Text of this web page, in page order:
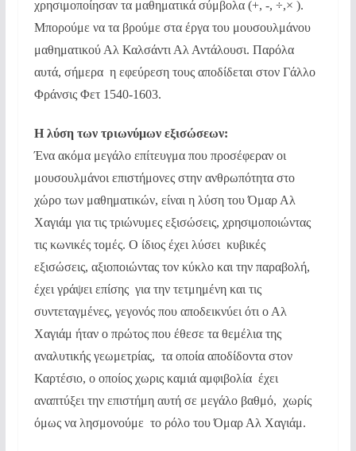
χρησιμοποίησαν τα μαθηματικά σύμβολα (+, -, ÷,× ).
Μπορούμε να τα βρούμε στα έργα του μουσουλμάνου
μαθηματικού Αλ Καλσάντι Αλ Αντάλουσι. Παρόλα
αυτά, σήμερα η εφεύρεση τους αποδίδεται στον Γάλλο
Φράνσις Φετ 1540-1603.
Η λύση των τριωνύμων εξισώσεων:
Ένα ακόμα μεγάλο επίτευγμα που προσέφεραν οι
μουσουλμάνοι επιστήμονες στην ανθρωπότητα στο
χώρο των μαθηματικών, είναι η λύση του Όμαρ Αλ
Χαγιάμ για τις τριώνυμες εξισώσεις, χρησιμοποιώντας
τις κωνικές τομές. Ο ίδιος έχει λύσει κυβικές
εξισώσεις, αξιοποιώντας τον κύκλο και την παραβολή,
έχει γράψει επίσης για την τετμημένη και τις
συντεταγμένες, γεγονός που αποδεικνύει ότι ο Αλ
Χαγιάμ ήταν ο πρώτος που έθεσε τα θεμέλια της
αναλυτικής γεωμετρίας, τα οποία αποδίδοντα στον
Καρτέσιο, ο οποίος χωρις καμιά αμφιβολία έχει
αναπτύξει την επιστήμη αυτή σε μεγάλο βαθμό, χωρίς
όμως να λησμονούμε το ρόλο του Όμαρ Αλ Χαγιάμ.